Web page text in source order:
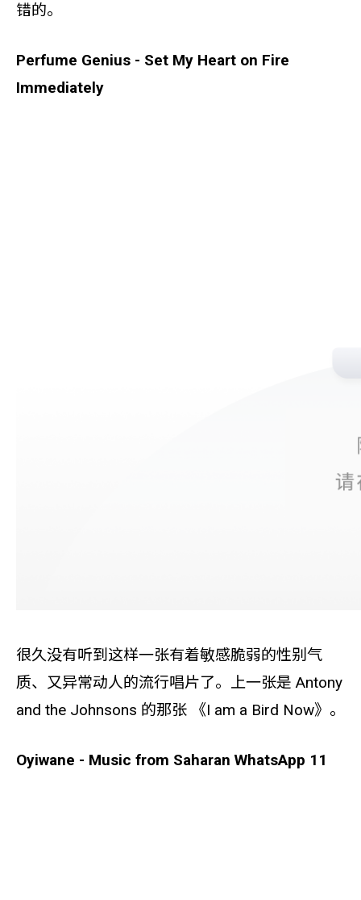
错的。
Perfume Genius - Set My Heart on Fire
Immediately
很久没有听到这样一张有着敏感脆弱的性别气
质、又异常动人的流行唱片了。上一张是 Antony
and the Johnsons 的那张 《I am a Bird Now》。
Oyiwane - Music from Saharan WhatsApp 11